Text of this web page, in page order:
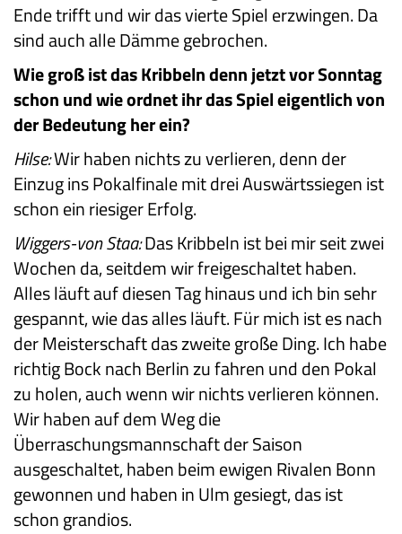
Ende trifft und wir das vierte Spiel erzwingen. Da
sind auch alle Dämme gebrochen.
Wie groß ist das Kribbeln denn jetzt vor Sonntag
schon und wie ordnet ihr das Spiel eigentlich von
der Bedeutung her ein?
Hilse:Wir haben nichts zu verlieren, denn der
Einzug ins Pokalfinale mit drei Auswärtssiegen ist
schon ein riesiger Erfolg.
Wiggers-von Staa:Das Kribbeln ist bei mir seit zwei
Wochen da, seitdem wir freigeschaltet haben.
Alles läuft auf diesen Tag hinaus und ich bin sehr
gespannt, wie das alles läuft. Für mich ist es nach
der Meisterschaft das zweite große Ding. Ich habe
richtig Bock nach Berlin zu fahren und den Pokal
zu holen, auch wenn wir nichts verlieren können.
Wir haben auf dem Weg die
Überraschungsmannschaft der Saison
ausgeschaltet, haben beim ewigen Rivalen Bonn
gewonnen und haben in Ulm gesiegt, das ist
schon grandios.